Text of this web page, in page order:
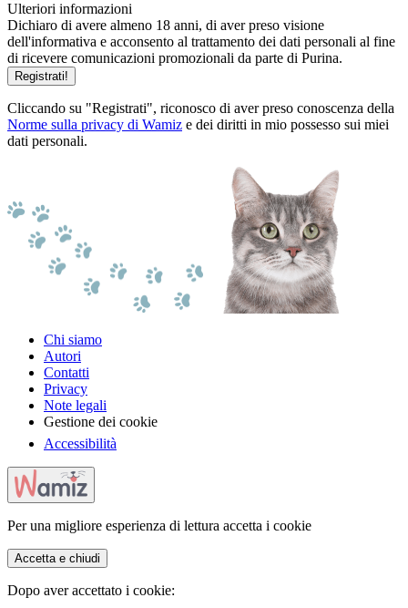
Ulteriori informazioni
Dichiaro di avere almeno 18 anni, di aver preso visione
dell'informativa e acconsento al trattamento dei dati personali al fine
di ricevere comunicazioni promozionali da parte di Purina.
Registrati!
Cliccando su "Registrati", riconosco di aver preso conoscenza della
Norme sulla privacy di Wamiz e dei diritti in mio possesso sui miei
dati personali.
Chi siamo
Autori
Contatti
Privacy
Note legali
Gestione dei cookie
Accessibilità
Per una migliore esperienza di lettura accetta i cookie
Accetta e chiudi
Dopo aver accettato i cookie: